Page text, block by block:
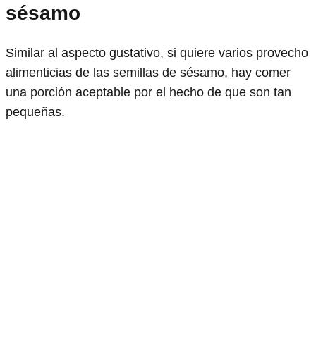
sésamo
Similar al aspecto gustativo, si quiere varios provecho
alimenticias de las semillas de sésamo, hay comer
una porción aceptable por el hecho de que son tan
pequeñas.